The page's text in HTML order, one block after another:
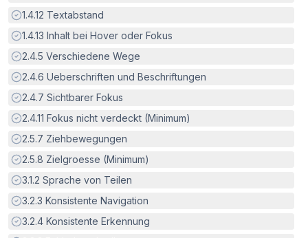
Erfüllt:
1.4.12 Textabstand
Erfüllt:
1.4.13 Inhalt bei Hover oder Fokus
Erfüllt:
2.4.5 Verschiedene Wege
Erfüllt:
2.4.6 Ueberschriften und Beschriftungen
Erfüllt:
2.4.7 Sichtbarer Fokus
Erfüllt:
2.4.11 Fokus nicht verdeckt (Minimum)
Erfüllt:
2.5.7 Ziehbewegungen
Erfüllt:
2.5.8 Zielgroesse (Minimum)
Erfüllt:
3.1.2 Sprache von Teilen
Erfüllt:
3.2.3 Konsistente Navigation
Erfüllt:
3.2.4 Konsistente Erkennung